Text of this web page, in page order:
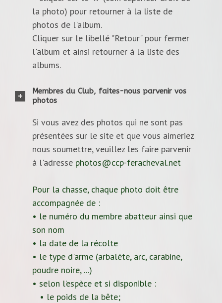
la photo) pour retourner à la liste de
photos de l'album.
Cliquer sur le libellé "Retour" pour fermer
l'album et ainsi retourner à la liste des
albums.
Membres du Club, faites-nous parvenir vos
photos
Si vous avez des photos qui ne sont pas
présentées sur le site et que vous aimeriez
nous soumettre, veuillez les faire parvenir
à l'adresse photos@ccp-feracheval.net
Pour la chasse, chaque photo doit être
accompagnée de :
• le numéro du membre abatteur ainsi que
son nom
• la date de la récolte
• le type d'arme (arbalète, arc, carabine,
poudre noire, ...)
• selon l’espèce et si disponible :
• le poids de la bête;